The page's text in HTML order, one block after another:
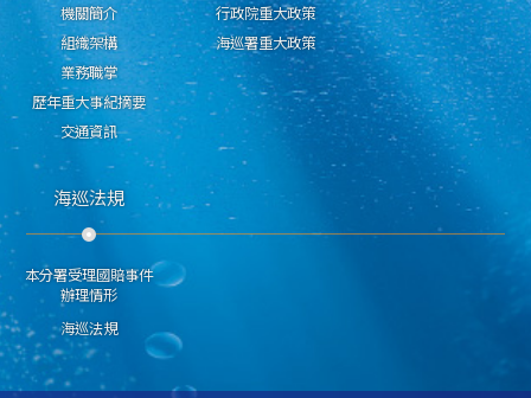
機關簡介
組織架構
業務職掌
歷年重大事紀摘要
交通資訊
行政院重大政策
海巡署重大政策
海巡法規
本分署受理國賠事件
辦理情形
海巡法規